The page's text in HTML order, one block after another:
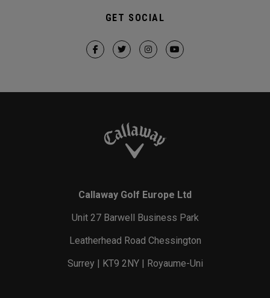
GET SOCIAL
Callaway Golf Europe Ltd
Unit 27 Barwell Business Park
Leatherhead Road Chessington
Surrey | KT9 2NY | Royaume-Uni